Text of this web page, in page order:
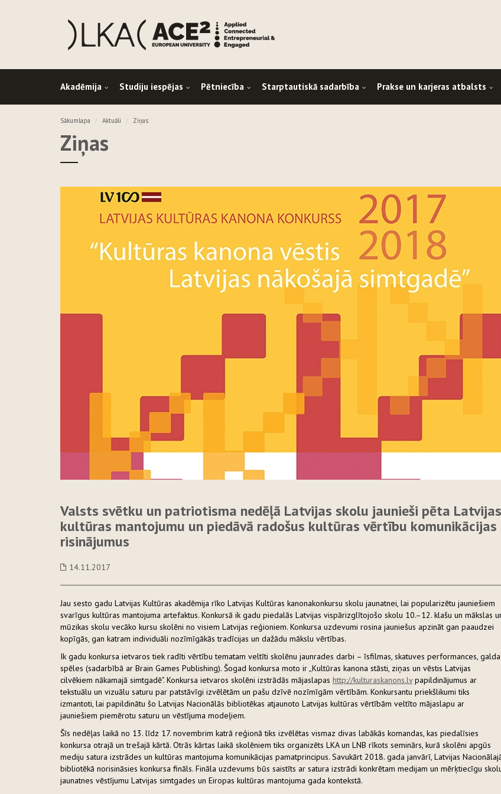
Akadēmija Studiju iespējas Pētniecība Starptautiskā sadarbība Prakse un karjeras atbalsts
Sākumlapa Aktuāli Ziņas
Ziņas
Valsts svētku un patriotisma nedēļā Latvijas skolu jaunieši pēta Latvijas
kultūras mantojumu un piedāvā radošus kultūras vērtību komunikācijas
risinājumus
14.11.2017
Jau sesto gadu Latvijas Kultūras akadēmija rīko Latvijas Kultūras kanonakonkursu skolu jaunatnei, lai popularizētu jauniešiem
svarīgus kultūras mantojuma artefaktus. Konkursā ik gadu piedalās Latvijas vispārizglītojošo skolu 10.–12. klašu un mākslas
mūzikas skolu vecāko kursu skolēni no visiem Latvijas reģioniem. Konkursa uzdevumi rosina jauniešus apzināt gan paaudzei
kopīgās, gan katram individuāli nozīmīgākās tradīcijas un dažādu mākslu vērtības.
Ik gadu konkursa ietvaros tiek radīti vērtību tematam veltīti skolēnu jaunrades darbi – īsfilmas, skatuves performances, galda
spēles (sadarbībā ar Brain Games Publishing). Šogad konkursa moto ir „Kultūras kanona stāsti, ziņas un vēstis Latvijas
cilvēkiem nākamajā simtgadē". Konkursa ietvaros skolēni izstrādās mājaslapas http://kulturaskanons.lvpapildinājumus ar
tekstuālu un vizuālu saturu par patstāvīgi izvēlētām un pašu dzīvē nozīmīgām vērtībām. Konkursantu priekšlikumi tiks
izmantoti, lai papildinātu šo Latvijas Nacionālās bibliotēkas atjaunoto Latvijas kultūras vērtībām veltīto mājaslapu ar
jauniešiem piemērotu saturu un vēstījuma modeļiem.
Šīs nedēļas laikā no 13. līdz 17. novembrim katrā reģionā tiks izvēlētas vismaz divas labākās komandas, kas piedalīsies
konkursa otrajā un trešajā kārtā. Otrās kārtas laikā skolēniem tiks organizēts LKA un LNB rīkots seminārs, kurā skolēni apgūs
mediju satura izstrādes un kultūras mantojuma komunikācijas pamatprincipus. Savukārt 2018. gada janvārī, Latvijas
bibliotēkā norisināsies konkursa fināls. Fināla uzdevums būs saistīts ar satura izstrādi konkrētam medijam un mērķtiecīgu
jaunatnes vēstījumu Latvijas simtgades un Eiropas kultūras mantojuma gada kontekstā.